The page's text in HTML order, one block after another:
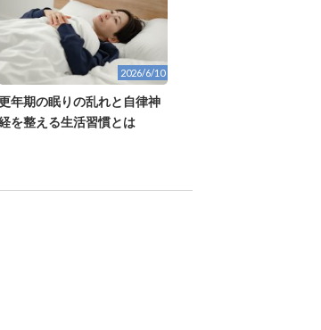
2026/6/10
年期の眠りの乱れと自律神
を整える生活習慣とは